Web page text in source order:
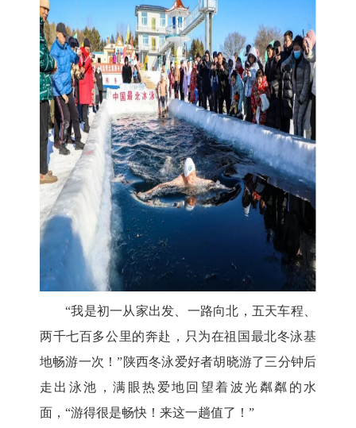
“我是初一从家出发、一路向北，五天车程、
两千七百多公里的奔赴，只为在祖国最北冬泳基
地畅游一次！”陕西冬泳爱好者胡晓游了三分钟后
走出泳池，满眼热爱地回望着波光粼粼的水
面，“游得很是畅快！来这一趟值了！”